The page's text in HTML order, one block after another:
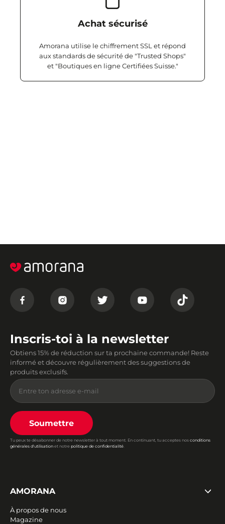
Achat sécurisé
Amorana utilise le chiffrement SSL et répond
aux standards de sécurité de "Trusted Shops"
et "Boutiques en ligne Certifiées Suisse."
Inscris-toi à la newsletter
Obtiens 15% de réduction sur ta prochaine commande! Reste
informé et découvre régulièrement des suggestions de
produits exclusifs.
Soumettre
Tu peux te désabonner de notre newsletter à tout moment. En continuant, tu acceptes nos conditions
générales d'utilisation et notre politique de confidentialité.
AMORANA
À propos de nous
Magazine